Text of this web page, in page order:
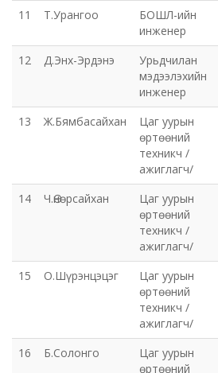
11 Т.Урангоо
БОШЛ-ийн
инженер
12 Д.Энх-Эрдэнэ
Урьдчилан
мэдээлэхийн
инженер
13 Ж.Бямбасайхан
Цаг уурын
өртөөний
техникч /
ажиглагч/
14 Ч.Өнөрсайхан
Цаг уурын
өртөөний
техникч /
ажиглагч/
15 О.Шүрэнцэцэг
Цаг уурын
өртөөний
техникч /
ажиглагч/
16 Б.Солонго
Цаг уурын
өртөөний